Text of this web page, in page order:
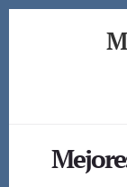
profesionales